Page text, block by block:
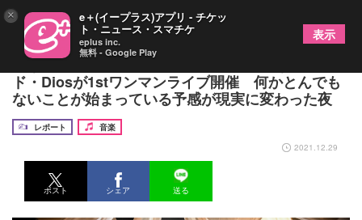
たなか、ササノマリイ、Ichika Nitoからなる新バン
ド・Diosが1stワンマンライブ開催 何かとんでも
ないことが始まっている予感が現実に変わった夜
レポート
音楽
2021.12.29
ポスト シェア 送る
× e＋(イープラス)アプリ - チケッ
ト・ニュース・スマチケ
eplus inc.
無料 - Google Play
表示